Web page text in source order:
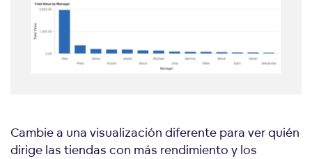
Cambie a una visualización diferente para ver quién
dirige las tiendas con más rendimiento y los